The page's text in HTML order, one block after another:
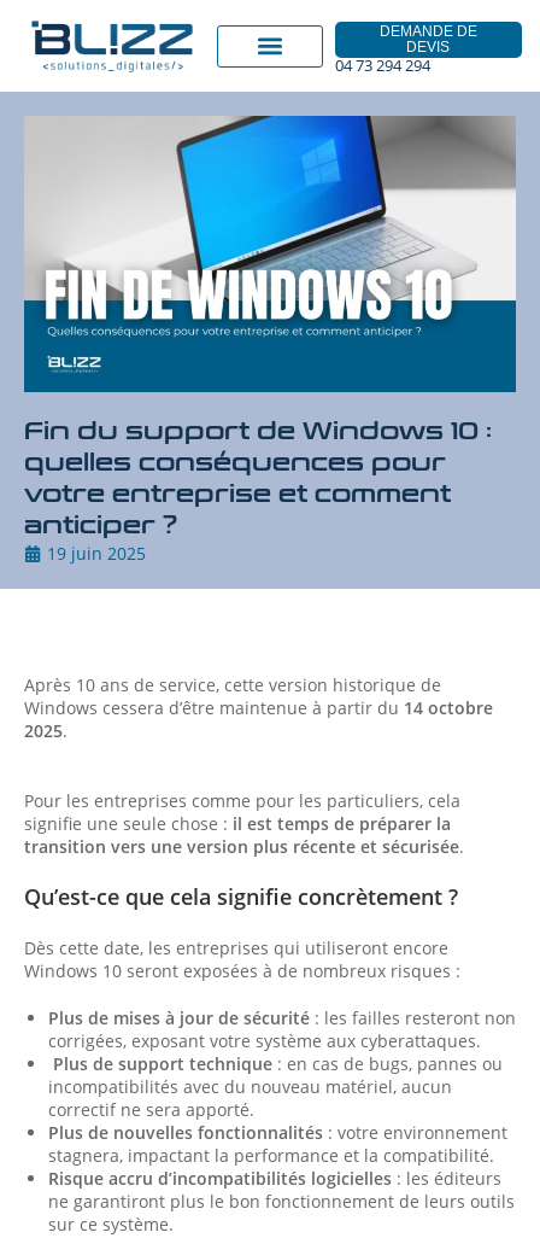
DEMANDE DE
DEVIS
04 73 294 294
Fin du support de Windows 10 :
quelles conséquences pour
votre entreprise et comment
anticiper ?
19 juin 2025
Après 10 ans de service, cette version historique de
Windows cessera d’être maintenue à partir du 14 octobre
2025.
Pour les entreprises comme pour les particuliers, cela
signifie une seule chose : il est temps de préparer la
transition vers une version plus récente et sécurisée.
Qu’est-ce que cela signifie concrètement ?
Dès cette date, les entreprises qui utiliseront encore
Windows 10 seront exposées à de nombreux risques :
Plus de mises à jour de sécurité : les failles resteront non
corrigées, exposant votre système aux cyberattaques.
Plus de support technique : en cas de bugs, pannes ou
incompatibilités avec du nouveau matériel, aucun
correctif ne sera apporté.
Plus de nouvelles fonctionnalités : votre environnement
stagnera, impactant la performance et la compatibilité.
Risque accru d’incompatibilités logicielles : les éditeurs
ne garantiront plus le bon fonctionnement de leurs outils
sur ce système.